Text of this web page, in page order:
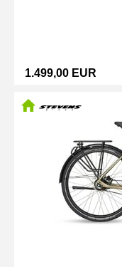
1.499,00 EUR